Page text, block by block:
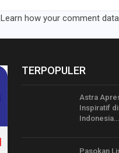
Learn how your comment
TERPOPULER
Astra
Inspiratif di
Indonesia…
Pasokan